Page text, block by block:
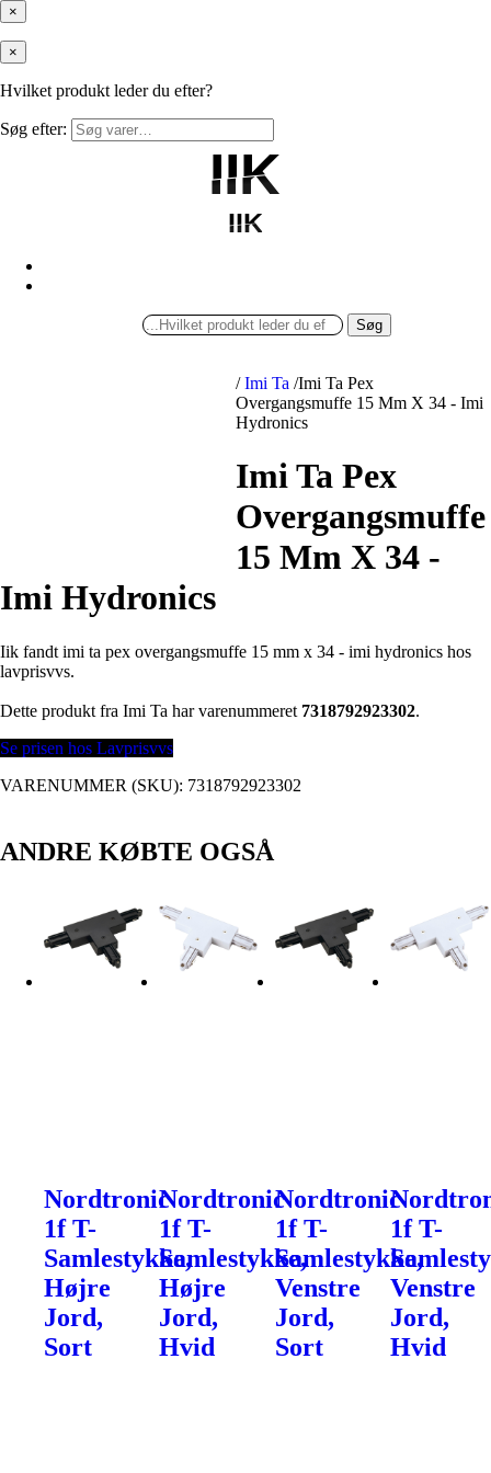
×
×
Hvilket produkt leder du efter?
Søg efter:
IIK
IIK
IIK
IIK
Søg
/ Imi Ta /Imi Ta Pex
Overgangsmuffe 15 Mm X 34 - Imi
Hydronics
Imi Ta Pex
Overgangsmuffe
15 Mm X 34 -
Imi Hydronics
Iik fandt imi ta pex overgangsmuffe 15 mm x 34 - imi hydronics hos
lavprisvvs.
Dette produkt fra Imi Ta har varenummeret 7318792923302.
Se prisen hos Lavprisvvs
VARENUMMER (SKU): 7318792923302
ANDRE KØBTE OGSÅ
Nordtronic
1f T-
Samlestykke,
Højre
Jord,
Sort
Nordtronic
1f T-
Samlestykke,
Højre
Jord,
Hvid
Nordtronic
1f T-
Samlestykke,
Venstre
Jord,
Sort
1f T-
Venstre
Jord,
Hvid